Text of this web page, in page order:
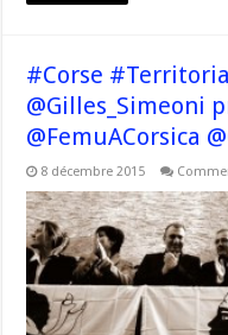
#Corse
@Gilles_Simeoni
@FemuACorsica
8 décembre 2015